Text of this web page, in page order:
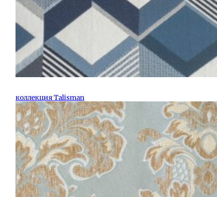
коллекция Talisman